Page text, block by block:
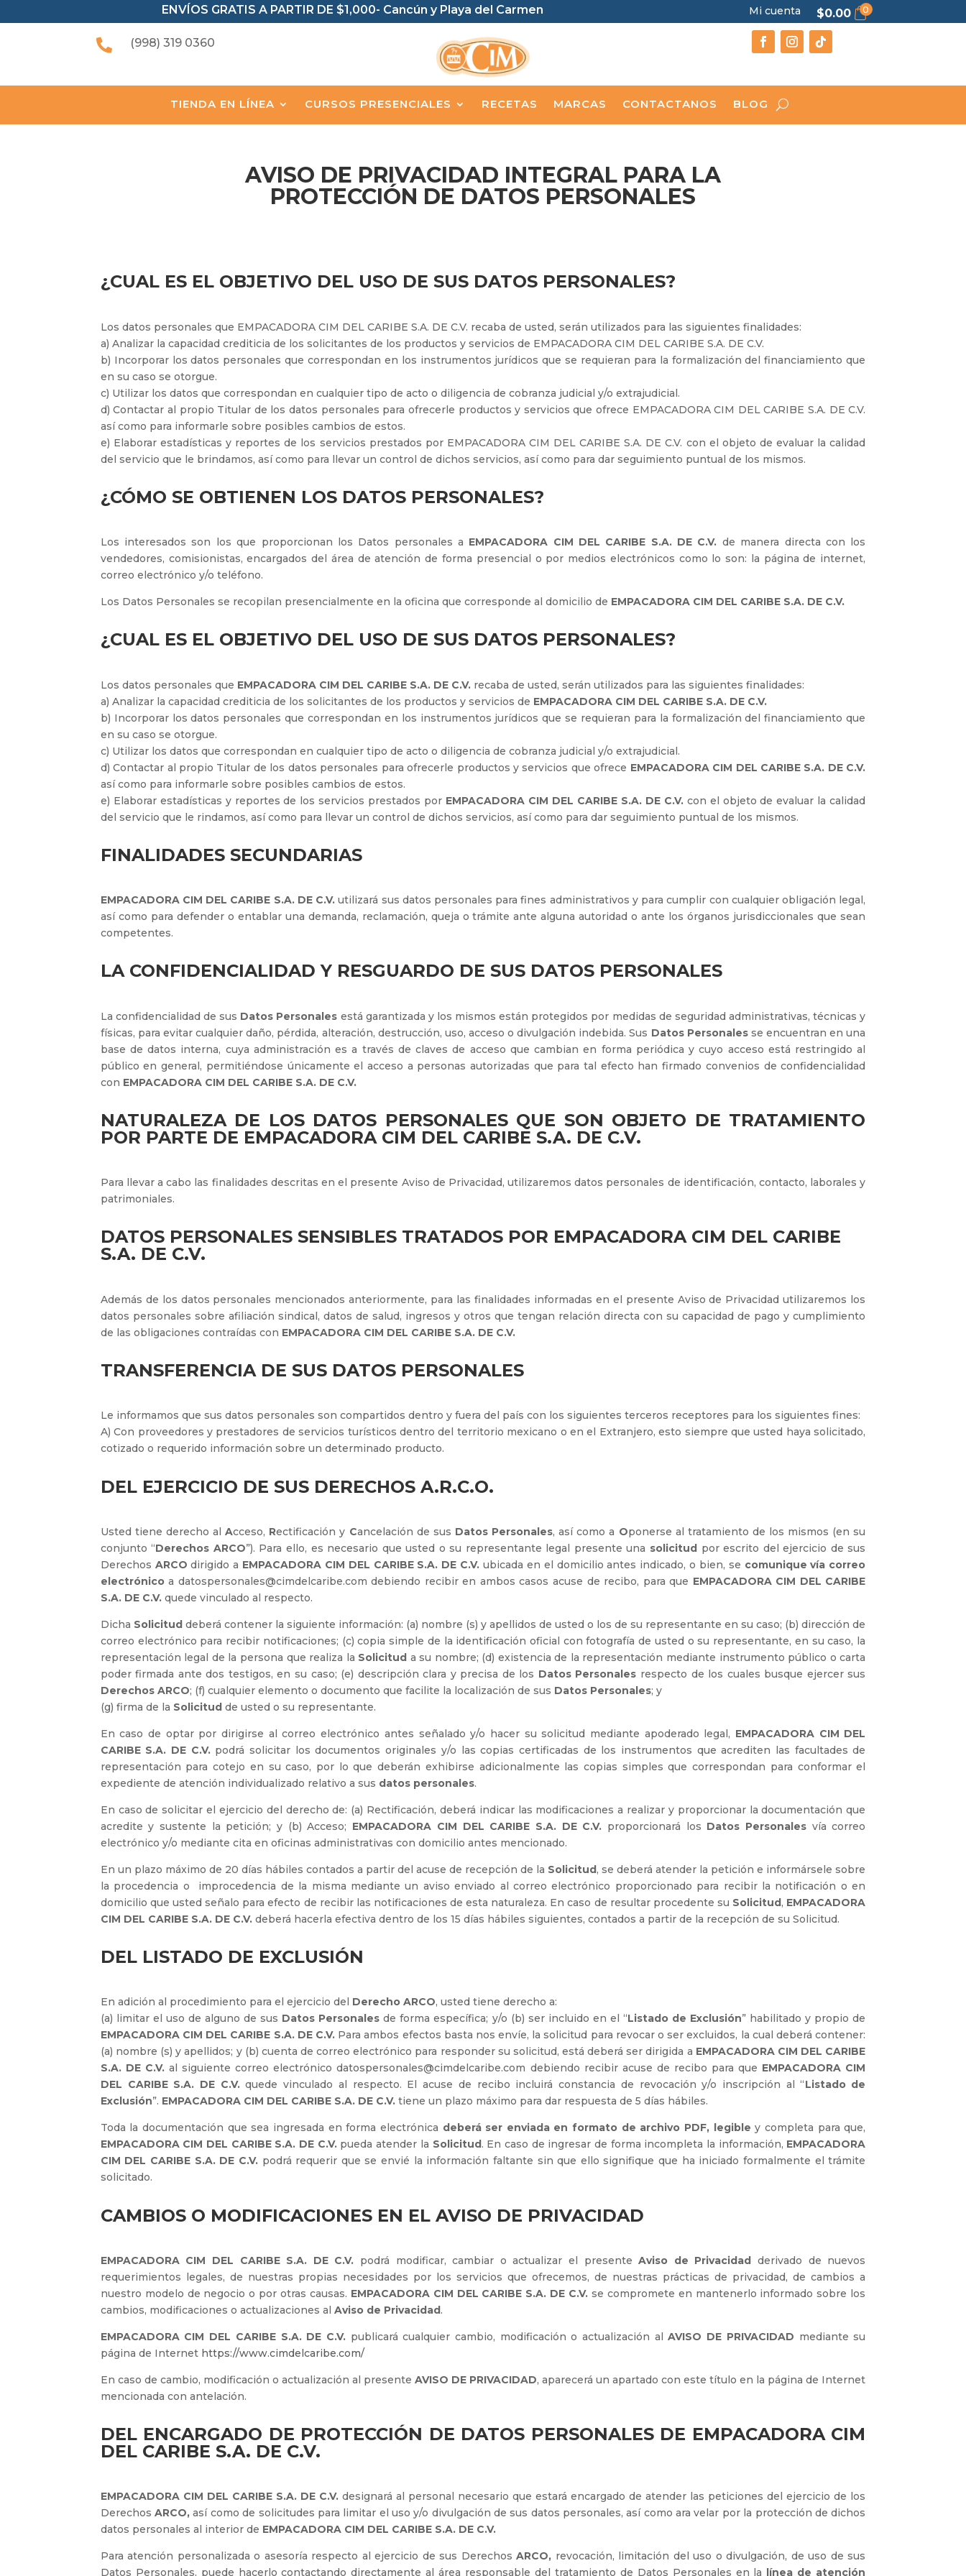
ENVÍOS GRATIS A PARTIR DE $1,000- Cancún y Playa del Carmen Mi cuenta $0.00 0
 (998) 319 0360
TIENDA EN LÍNEA CURSOS PRESENCIALES RECETAS MARCAS CONTACTANOS BLOG
AVISO DE PRIVACIDAD INTEGRAL PARA LA
PROTECCIÓN DE DATOS PERSONALES
¿CUAL ES EL OBJETIVO DEL USO DE SUS DATOS PERSONALES?
Los datos personales que EMPACADORA CIM DEL CARIBE S.A. DE C.V. recaba de usted, serán utilizados para las siguientes finalidades:
a) Analizar la capacidad crediticia de los solicitantes de los productos y servicios de EMPACADORA CIM DEL CARIBE S.A. DE C.V.
b) Incorporar los datos personales que correspondan en los instrumentos jurídicos que se requieran para la formalización del financiamiento que
en su caso se otorgue.
c) Utilizar los datos que correspondan en cualquier tipo de acto o diligencia de cobranza judicial y/o extrajudicial.
d) Contactar al propio Titular de los datos personales para ofrecerle productos y servicios que ofrece EMPACADORA CIM DEL CARIBE S.A. DE C.V.
así como para informarle sobre posibles cambios de estos.
e) Elaborar estadísticas y reportes de los servicios prestados por EMPACADORA CIM DEL CARIBE S.A. DE C.V. con el objeto de evaluar la calidad
del servicio que le brindamos, así como para llevar un control de dichos servicios, así como para dar seguimiento puntual de los mismos.
¿CÓMO SE OBTIENEN LOS DATOS PERSONALES?
Los interesados son los que proporcionan los Datos personales a EMPACADORA CIM DEL CARIBE S.A. DE C.V. de manera directa con los
vendedores, comisionistas, encargados del área de atención de forma presencial o por medios electrónicos como lo son: la página de internet,
correo electrónico y/o teléfono.
Los Datos Personales se recopilan presencialmente en la oficina que corresponde al domicilio de EMPACADORA CIM DEL CARIBE S.A. DE C.V.
¿CUAL ES EL OBJETIVO DEL USO DE SUS DATOS PERSONALES?
Los datos personales que EMPACADORA CIM DEL CARIBE S.A. DE C.V.recaba de usted, serán utilizados para las siguientes finalidades:
a) Analizar la capacidad crediticia de los solicitantes de los productos y servicios de EMPACADORA CIM DEL CARIBE S.A. DE C.V.
b) Incorporar los datos personales que correspondan en los instrumentos jurídicos que se requieran para la formalización del financiamiento que
en su caso se otorgue.
c) Utilizar los datos que correspondan en cualquier tipo de acto o diligencia de cobranza judicial y/o extrajudicial.
d) Contactar al propio Titular de los datos personales para ofrecerle productos y servicios que ofrece EMPACADORA CIM DEL CARIBE S.A. DE C.V.
así como para informarle sobre posibles cambios de estos.
e) Elaborar estadísticas y reportes de los servicios prestados por EMPACADORA CIM DEL CARIBE S.A. DE C.V.con el objeto de evaluar la calidad
del servicio que le rindamos, así como para llevar un control de dichos servicios, así como para dar seguimiento puntual de los mismos.
FINALIDADES SECUNDARIAS
EMPACADORA CIM DEL CARIBE S.A. DE C.V. utilizará sus datos personales para fines administrativos y para cumplir con cualquier obligación legal,
así como para defender o entablar una demanda, reclamación, queja o trámite ante alguna autoridad o ante los órganos jurisdiccionales que sean
competentes.
LA CONFIDENCIALIDAD Y RESGUARDO DE SUS DATOS PERSONALES
La confidencialidad de sus Datos Personales está garantizada y los mismos están protegidos por medidas de seguridad administrativas, técnicas y
físicas, para evitar cualquier daño, pérdida, alteración, destrucción, uso, acceso o divulgación indebida. Sus Datos Personalesse encuentran en una
base de datos interna, cuya administración es a través de claves de acceso que cambian en forma periódica y cuyo acceso está restringido al
público en general, permitiéndose únicamente el acceso a personas autorizadas que para tal efecto han firmado convenios de confidencialidad
con EMPACADORA CIM DEL CARIBE S.A. DE C.V.
NATURALEZA DE LOS DATOS PERSONALES QUE SON OBJETO DE TRATAMIENTO
POR PARTE DE EMPACADORA CIM DEL CARIBE S.A. DE C.V.
Para llevar a cabo las finalidades descritas en el presente Aviso de Privacidad, utilizaremos datos personales de identificación, contacto, laborales y
patrimoniales.
DATOS PERSONALES SENSIBLES TRATADOS POR EMPACADORA CIM DEL CARIBE
S.A. DE C.V.
Además de los datos personales mencionados anteriormente, para las finalidades informadas en el presente Aviso de Privacidad utilizaremos los
datos personales sobre afiliación sindical, datos de salud, ingresos y otros que tengan relación directa con su capacidad de pago y cumplimiento
de las obligaciones contraídas con EMPACADORA CIM DEL CARIBE S.A. DE C.V.
TRANSFERENCIA DE SUS DATOS PERSONALES
Le informamos que sus datos personales son compartidos dentro y fuera del país con los siguientes terceros receptores para los siguientes fines:
A) Con proveedores y prestadores de servicios turísticos dentro del territorio mexicano o en el Extranjero, esto siempre que usted haya solicitado,
cotizado o requerido información sobre un determinado producto.
DEL EJERCICIO DE SUS DERECHOS A.R.C.O.
Usted tiene derecho alAcceso, Rectificación y Cancelación de sus Datos Personales, así como a Oponerse al tratamiento de los mismos (en su
conjunto “Derechos ARCO”). Para ello, es necesario que usted o su representante legal presente una solicitudpor escrito del ejercicio de sus
Derechos ARCO dirigido a EMPACADORA CIM DEL CARIBE S.A. DE C.V. ubicada en el domicilio antes indicado, o bien, se comunique vía correo
electrónicoa datospersonales@cimdelcaribe.com debiendo recibir en ambos casos acuse de recibo, para que EMPACADORA CIM DEL CARIBE
S.A. DE C.V.quede vinculado al respecto.
Dicha Solicituddeberá contener la siguiente información: (a) nombre (s) y apellidos de usted o los de su representante en su caso; (b) dirección de
correo electrónico para recibir notificaciones; (c) copia simple de la identificación oficial con fotografía de usted o su representante, en su caso, la
representación legal de la persona que realiza la Solicitud a su nombre; (d) existencia de la representación mediante instrumento público o carta
poder firmada ante dos testigos, en su caso; (e) descripción clara y precisa de los Datos Personales respecto de los cuales busque ejercer sus
Derechos ARCO; (f) cualquier elemento o documento que facilite la localización de sus Datos Personales; y
(g) firma de la Solicitudde usted o su representante.
En caso de optar por dirigirse al correo electrónico antes señalado y/o hacer su solicitud mediante apoderado legal, EMPACADORA CIM DEL
CARIBE S.A. DE C.V.podrá solicitar los documentos originales y/o las copias certificadas de los instrumentos que acrediten las facultades de
representación para cotejo en su caso, por lo que deberán exhibirse adicionalmente las copias simples que correspondan para conformar el
expediente de atención individualizado relativo a sus datos personales.
En caso de solicitar el ejercicio del derecho de: (a) Rectificación, deberá indicar las modificaciones a realizar y proporcionar la documentación que
acredite y sustente la petición; y (b) Acceso; EMPACADORA CIM DEL CARIBE S.A. DE C.V. proporcionará los Datos Personalesvía correo
electrónico y/o mediante cita en oficinas administrativas con domicilio antes mencionado.
En un plazo máximo de 20 días hábiles contados a partir del acuse de recepción de la Solicitud, se deberá atender la petición e informársele sobre
la procedencia o improcedencia de la misma mediante un aviso enviado al correo electrónico proporcionado para recibir la notificación o en
domicilio que usted señalo para efecto de recibir las notificaciones de esta naturaleza. En caso de resultar procedente su Solicitud, EMPACADORA
CIM DEL CARIBE S.A. DE C.V.deberá hacerla efectiva dentro de los 15 días hábiles siguientes, contados a partir de la recepción de su Solicitud.
DEL LISTADO DE EXCLUSIÓN
En adición al procedimiento para el ejercicio del Derecho ARCO, usted tiene derecho a:
(a) limitar el uso de alguno de sus Datos Personales de forma específica; y/o (b) ser incluido en el “Listado de Exclusión” habilitado y propio de
EMPACADORA CIM DEL CARIBE S.A. DE C.V.Para ambos efectos basta nos envíe, la solicitud para revocar o ser excluidos, la cual deberá contener:
(a) nombre (s) y apellidos; y (b) cuenta de correo electrónico para responder su solicitud, está deberá ser dirigida a EMPACADORA CIM DEL CARIBE
S.A. DE C.V.al siguiente correo electrónico datospersonales@cimdelcaribe.com debiendo recibir acuse de recibo para que EMPACADORA CIM
DEL CARIBE S.A. DE C.V.quede vinculado al respecto. El acuse de recibo incluirá constancia de revocación y/o inscripción al “Listado de
Exclusión”. EMPACADORA CIM DEL CARIBE S.A. DE C.V.tiene un plazo máximo para dar respuesta de 5 días hábiles.
Toda la documentación que sea ingresada en forma electrónica deberá ser enviada en formato de archivo PDF, legible y completa para que,
EMPACADORA CIM DEL CARIBE S.A. DE C.V.pueda atender la Solicitud. En caso de ingresar de forma incompleta la información, EMPACADORA
CIM DEL CARIBE S.A. DE C.V.podrá requerir que se envié la información faltante sin que ello signifique que ha iniciado formalmente el trámite
solicitado.
CAMBIOS O MODIFICACIONES EN EL AVISO DE PRIVACIDAD
EMPACADORA CIM DEL CARIBE S.A. DE C.V. podrá modificar, cambiar o actualizar el presenteAviso de Privacidad derivado de nuevos
requerimientos legales, de nuestras propias necesidades por los servicios que ofrecemos, de nuestras prácticas de privacidad, de cambios a
nuestro modelo de negocio o por otras causas. EMPACADORA CIM DEL CARIBE S.A. DE C.V. se compromete en mantenerlo informado sobre los
cambios, modificaciones o actualizaciones al Aviso de Privacidad.
EMPACADORA CIM DEL CARIBE S.A. DE C.V.publicará cualquier cambio, modificación o actualización alAVISO DE PRIVACIDAD mediante su
página de Internet https://www.cimdelcaribe.com/
En caso de cambio, modificación o actualización al presente AVISO DE PRIVACIDAD, aparecerá un apartado con este título en la página de Internet
mencionada con antelación.
DEL ENCARGADO DE PROTECCIÓN DE DATOS PERSONALES DE EMPACADORA CIM
DEL CARIBE S.A. DE C.V.
EMPACADORA CIM DEL CARIBE S.A. DE C.V.designará al personal necesario que estará encargado de atender las peticiones del ejercicio de los
DerechosARCO, así como de solicitudes para limitar el uso y/o divulgación de sus datos personales, así como ara velar por la protección de dichos
datos personales al interior de EMPACADORA CIM DEL CARIBE S.A. DE C.V.
Para atención personalizada o asesoría respecto al ejercicio de sus DerechosARCO, revocación, limitación del uso o divulgación, de uso de sus
Datos Personales, puede hacerlo contactando directamente al área responsable del tratamiento de Datos Personales en la
línea de atención